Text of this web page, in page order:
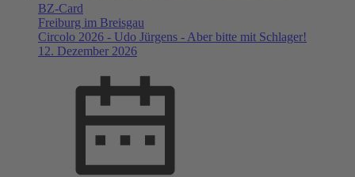
BZ-Card
Freiburg im Breisgau
Circolo 2026 - Udo Jürgens - Aber bitte mit Schlager!
12. Dezember 2026